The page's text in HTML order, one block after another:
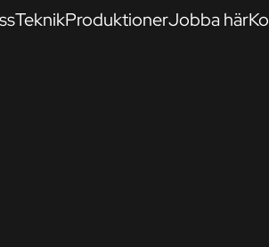
TeknikProduktionerJobba här